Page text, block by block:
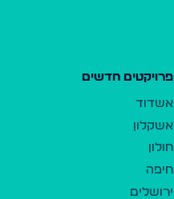
פרויקטים חדשים
אשדוד
אשקלון
חולון
חיפה
ירושלים